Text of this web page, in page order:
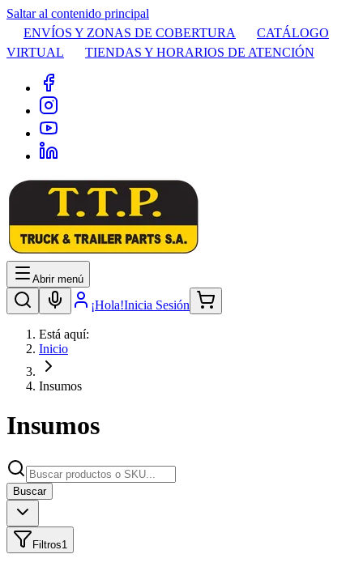
Saltar al contenido principal
ENVÍOS Y ZONAS DE COBERTURA
CATÁLOGO
VIRTUAL
TIENDAS Y HORARIOS DE ATENCIÓN
Abrir menú
¡Hola!Inicia Sesión
Está aquí:
Inicio
Insumos
Insumos
Buscar
Filtros1